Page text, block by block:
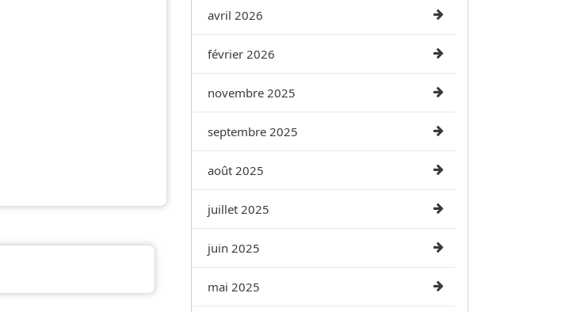
avril 2026
février 2026
novembre 2025
septembre 2025
août 2025
juillet 2025
juin 2025
mai 2025